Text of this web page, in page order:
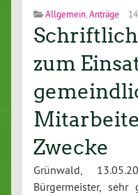
Allgemein Anträge
zum
Zwecke
Grünwald,
Bürgermeister,